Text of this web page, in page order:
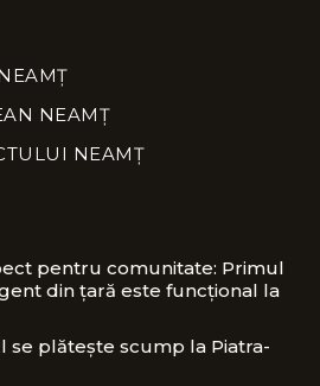
NEAMȚ
NEAMȚ
pentru comunitate: Primul
din țară este funcțional la
se plătește scump la Piatra-